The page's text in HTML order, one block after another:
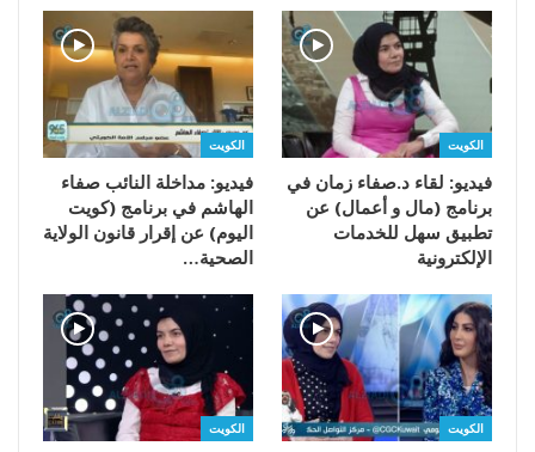
الكويت
فيديو: لقاء د.صفاء زمان في
برنامج (مال و أعمال) عن
تطبيق سهل للخدمات
الإلكترونية
الكويت
فيديو: مداخلة النائب صفاء
الهاشم في برنامج (كويت
اليوم) عن إقرار قانون الولاية
الصحية…
الكويت الكويت